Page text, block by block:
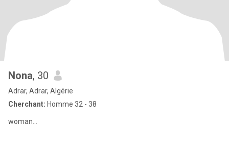
Nona, 30
Adrar, Adrar, Algérie
Cherchant: Homme 32 - 38
woman...